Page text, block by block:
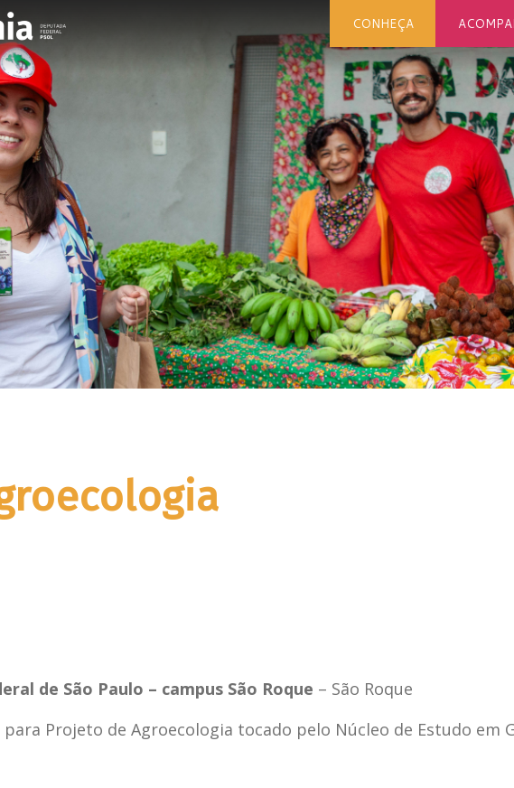
CONHEÇA
de São Paulo – campus São Roque – São Roque
para Projeto de Agroecologia tocado pelo Núcleo de Estudo em